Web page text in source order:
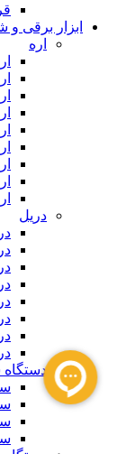
ابزار برقی و
اره
دریل
دستگاه